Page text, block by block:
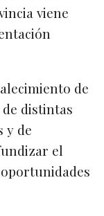
viene
de
distintas
y de
el